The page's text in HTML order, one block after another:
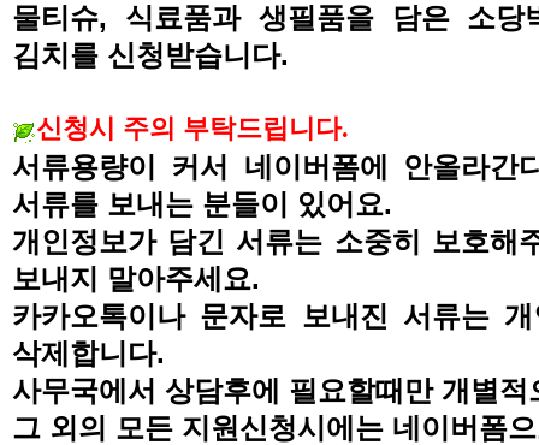
물티슈, 식료품과 생필품을 담은 소당
김치를 신청받습니다.
신청시 주의 부탁드립니다.
서류용량이 커서 네이버폼에 안올라간
서류를 보내는 분들이 있어요.
개인정보가 담긴 서류는 소중히 보호해
보내지 말아주세요.
카카오톡이나 문자로 보내진 서류는
삭제합니다.
사무국에서 상담후에 필요할때만 개별
그 외의 모든 지원신청시에는 네이버폼